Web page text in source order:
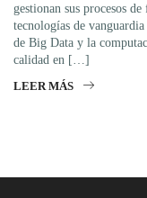
gestionan sus procesos
tecnologías de
de Big Data y la
calidad en […]
LEER MÁS